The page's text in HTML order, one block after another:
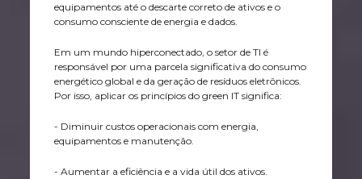
equipamentos até o descarte correto de ativos e o
consumo consciente de energia e dados.
Em um mundo hiperconectado, o setor de TI é
responsável por uma parcela significativa do consumo
energético global e da geração de resíduos eletrônicos.
Por isso, aplicar os princípios do green IT significa:
- Diminuir custos operacionais com energia,
equipamentos e manutenção.
- Aumentar a eficiência e a vida útil dos ativos.